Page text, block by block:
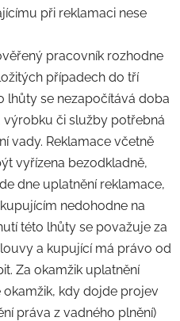
při reklamaci nese
pracovník rozhodne
případech do tří
lhůty se nezapočítává doba
či služby potřebná
vady. Reklamace včetně
vyřízena bezodkladně,
dne uplatnění reklamace,
nedohodne na
této lhůty se považuje za
a kupující má právo od
Za okamžik uplatnění
kdy dojde projev
práva z vadného plnění)